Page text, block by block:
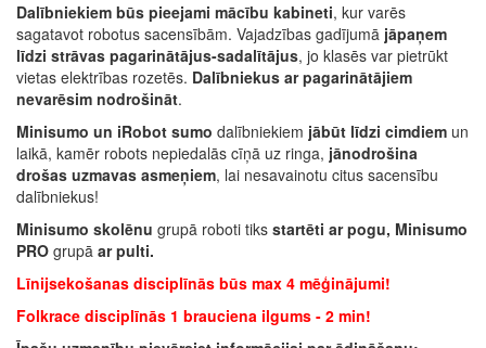
Dalībniekiem būs pieejami mācību kabineti, kur varēs
sagatavot robotus sacensībām. Vajadzības gadījumā jāpaņem
līdzi strāvas pagarinātājus-sadalītājus, jo klasēs var pietrūkt
vietas elektrības rozetēs. Dalībniekus ar pagarinātājiem
nevarēsim nodrošināt.
Minisumo un iRobot sumo dalībniekiem jābūt līdzi cimdiem un
laikā, kamēr robots nepiedalās cīņā uz ringa, jānodrošina
drošas uzmavas asmeņiem, lai nesavainotu citus sacensību
dalībniekus!
Minisumo skolēnu grupā roboti tiks startēti ar pogu, Minisumo
PRO grupā ar pulti.
Līnijsekošanas disciplīnās būs max 4 mēģinājumi!
Folkrace disciplīnās 1 brauciena ilgums - 2 min!